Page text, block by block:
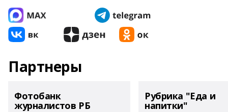
Партнеры
Фотобанк
журналистов РБ
Рубрика "Еда и
напитки"